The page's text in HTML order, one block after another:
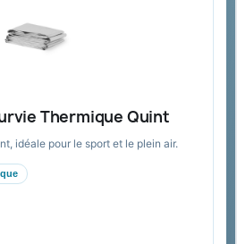
Thermique Quint
idéale pour le sport et le plein air.
Pub France